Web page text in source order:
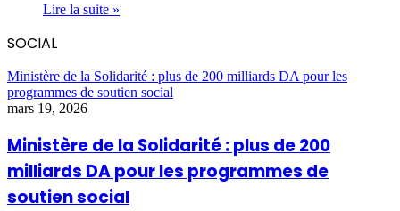
Lire la suite »
SOCIAL
Ministère de la Solidarité : plus de 200 milliards DA pour les
programmes de soutien social
mars 19, 2026
Ministère de la Solidarité : plus de 200
milliards DA pour les programmes de
soutien social